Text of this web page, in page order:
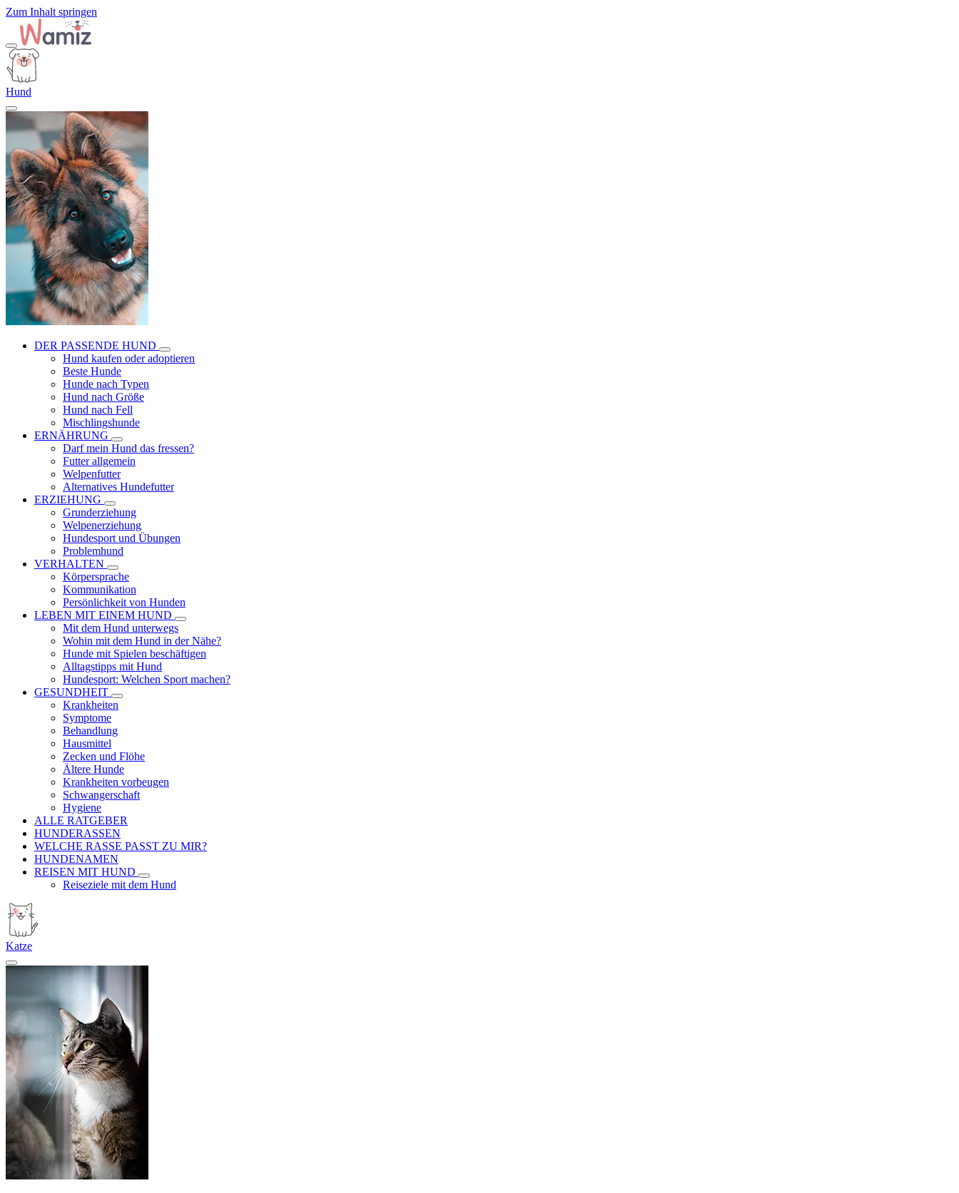
Zum Inhalt springen
Hund
DER PASSENDE HUND
Hund kaufen oder adoptieren
Beste Hunde
Hunde nach Typen
Hund nach Größe
Hund nach Fell
Mischlingshunde
ERNÄHRUNG
Darf mein Hund das fressen?
Futter allgemein
Welpenfutter
Alternatives Hundefutter
ERZIEHUNG
Grunderziehung
Welpenerziehung
Hundesport und Übungen
Problemhund
VERHALTEN
Körpersprache
Kommunikation
Persönlichkeit von Hunden
LEBEN MIT EINEM HUND
Mit dem Hund unterwegs
Wohin mit dem Hund in der Nähe?
Hunde mit Spielen beschäftigen
Alltagstipps mit Hund
Hundesport: Welchen Sport machen?
GESUNDHEIT
Krankheiten
Symptome
Behandlung
Hausmittel
Zecken und Flöhe
Ältere Hunde
Krankheiten vorbeugen
Schwangerschaft
Hygiene
ALLE RATGEBER
HUNDERASSEN
WELCHE RASSE PASST ZU MIR?
HUNDENAMEN
REISEN MIT HUND
Reiseziele mit dem Hund
Katze